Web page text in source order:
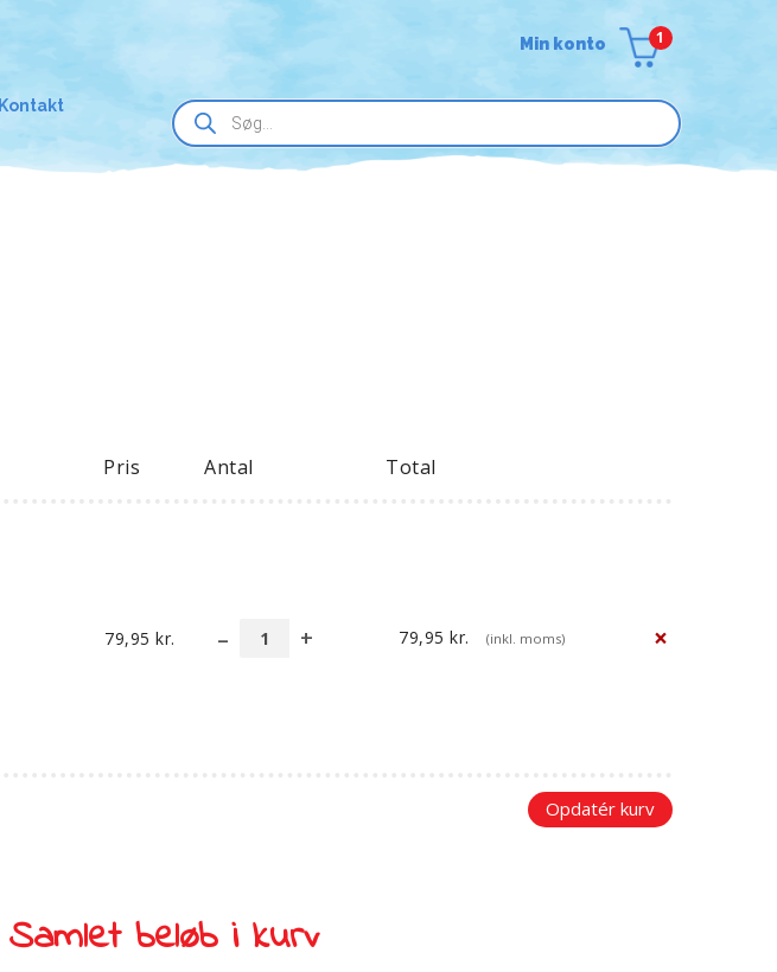
Kontakt
Min konto 1
Products
search
Pris Antal Total
79,95kr.
Lauras
79,95kr. (inkl. moms) ×
Opdatér kurv
Samlet beløb i kurv